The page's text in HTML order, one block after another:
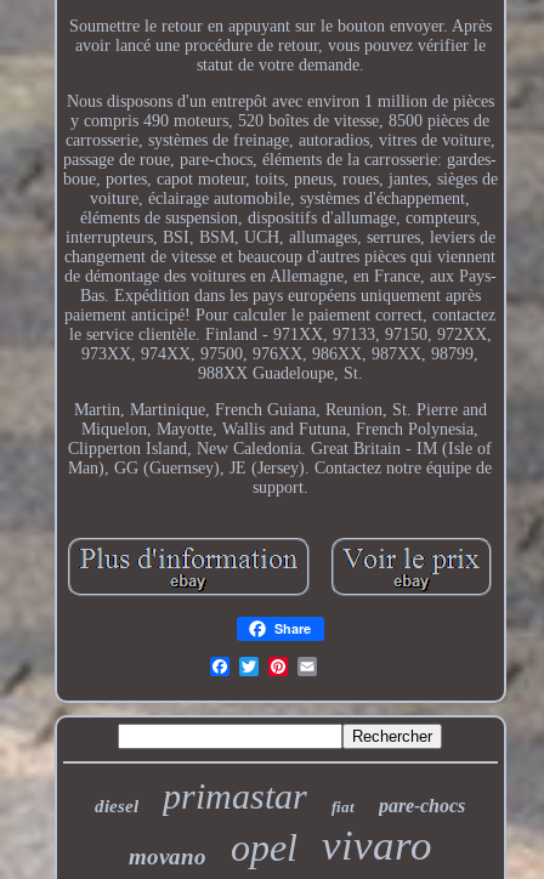
Soumettre le retour en appuyant sur le bouton envoyer. Après
avoir lancé une procédure de retour, vous pouvez vérifier le
statut de votre demande.
Nous disposons d'un entrepôt avec environ 1 million de pièces
y compris 490 moteurs, 520 boîtes de vitesse, 8500 pièces de
carrosserie, systèmes de freinage, autoradios, vitres de voiture,
passage de roue, pare-chocs, éléments de la carrosserie: gardes-
boue, portes, capot moteur, toits, pneus, roues, jantes, sièges de
voiture, éclairage automobile, systèmes d'échappement,
éléments de suspension, dispositifs d'allumage, compteurs,
interrupteurs, BSI, BSM, UCH, allumages, serrures, leviers de
changement de vitesse et beaucoup d'autres pièces qui viennent
de démontage des voitures en Allemagne, en France, aux Pays-
Bas. Expédition dans les pays européens uniquement après
paiement anticipé! Pour calculer le paiement correct, contactez
le service clientèle. Finland - 971XX, 97133, 97150, 972XX,
973XX, 974XX, 97500, 976XX, 986XX, 987XX, 98799,
988XX Guadeloupe, St.
Martin, Martinique, French Guiana, Reunion, St. Pierre and
Miquelon, Mayotte, Wallis and Futuna, French Polynesia,
Clipperton Island, New Caledonia. Great Britain - IM (Isle of
Man), GG (Guernsey), JE (Jersey). Contactez notre équipe de
support.
Share
diesel primastar fiat pare-chocs
movano opel vivaro